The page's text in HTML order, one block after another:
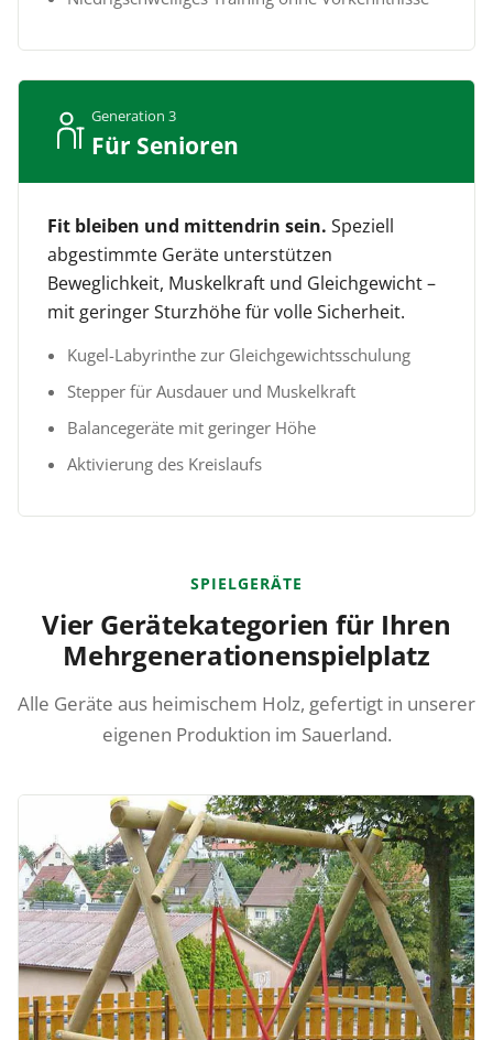
Generation 3
Für Senioren
Fit bleiben und mittendrin sein. Speziell
abgestimmte Geräte unterstützen
Beweglichkeit, Muskelkraft und Gleichgewicht –
mit geringer Sturzhöhe für volle Sicherheit.
Kugel-Labyrinthe zur Gleichgewichtsschulung
Stepper für Ausdauer und Muskelkraft
Balancegeräte mit geringer Höhe
Aktivierung des Kreislaufs
SPIELGERÄTE
Vier Gerätekategorien für Ihren
Mehrgenerationenspielplatz
Alle Geräte aus heimischem Holz, gefertigt in unserer
eigenen Produktion im Sauerland.